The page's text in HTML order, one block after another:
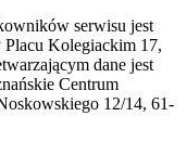
serwisu jest
Placu Kolegiackim 17,
dane jest
Centrum
12/14, 61-